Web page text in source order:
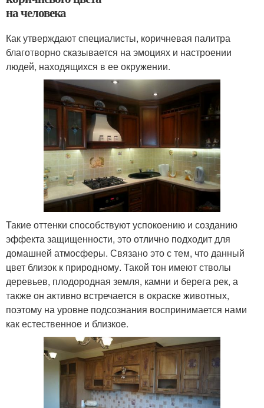
на человека
Как утверждают специалисты, коричневая палитра
благотворно сказывается на эмоциях и настроении
людей, находящихся в ее окружении.
Такие оттенки способствуют успокоению и созданию
эффекта защищенности, это отлично подходит для
домашней атмосферы. Связано это с тем, что данный
цвет близок к природному. Такой тон имеют стволы
деревьев, плодородная земля, камни и берега рек, а
также он активно встречается в окраске животных,
поэтому на уровне подсознания воспринимается нами
как естественное и близкое.